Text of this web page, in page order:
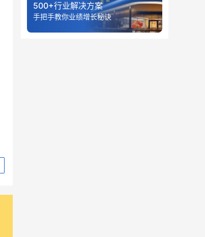
500+行业解决方案
手把手教你业绩增长秘诀